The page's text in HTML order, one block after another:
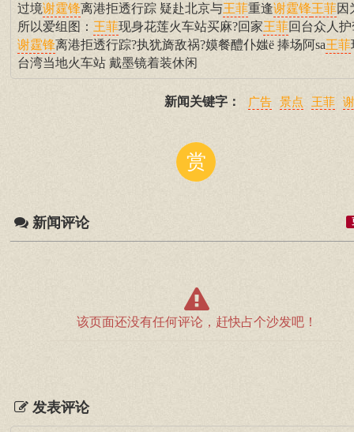
过境谢霆锋离港拒透行踪 疑赴北京与王菲重逢谢霆锋王菲因
所以爱组图： 王菲现身花莲火车站买麻?回家王菲回台众人
谢霆锋离港拒透行踪?执犹旖敌祸?嫫餐醴仆媸ё 捧场阿sa王菲
台湾当地火车站 戴墨镜着装休闲
新闻关键字： 广告 景点 王菲
赏
新闻评论
该页面还没有任何评论，赶快占个沙发吧！
发表评论